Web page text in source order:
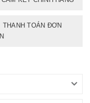
THANH TOÁN ĐƠN